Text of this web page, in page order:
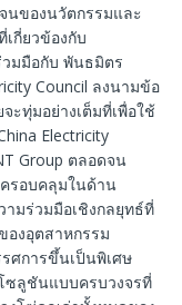
นของนวัตกรรมและ
กี่ยวข้องกับ
มมือกับ พันธมิตร
Council ลงนามข้อ
ะทุ่มอย่างเต็มที่เพื่อใช้
Electricity
Group ตลอดจน
รอบคลุมในด้าน
มร่วมมือเชิงกลยุทธ์ที่
งอุตสาหกรรม
ศการขึ้นเป็นพิเศษ
ซลูชันแบบครบวงจรที่